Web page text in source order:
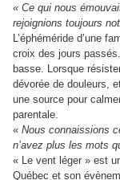
« Ce qui nous
rejoignions toujours
L’éphéméride d’une
croix des jours
basse. Lorsque
dévorée de douleurs,
une source pour
parentale.
« Nous connaissions
n’avez plus les mots
« Le vent léger » est
Québec et son